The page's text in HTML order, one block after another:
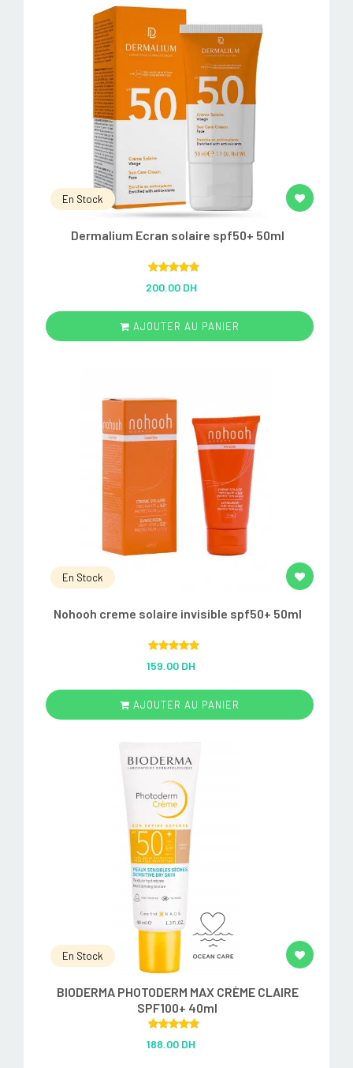
En Stock
Dermalium Ecran solaire spf50+ 50ml
out of 5
200.00 DH
AJOUTER AU PANIER
En Stock
Nohooh creme solaire invisible spf50+ 50ml
out of 5
159.00 DH
AJOUTER AU PANIER
En Stock
BIODERMA PHOTODERM MAX CRÈME CLAIRE
SPF100+ 40ml
out of 5
188.00 DH